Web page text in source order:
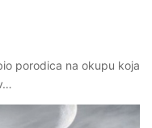
porodica na okupu koja